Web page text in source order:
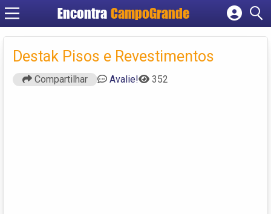
Encontra CampoGrande
Cadastrar empresa
Criar conta
Destak Pisos e Revestimentos
Compartilhar Avalie! 352